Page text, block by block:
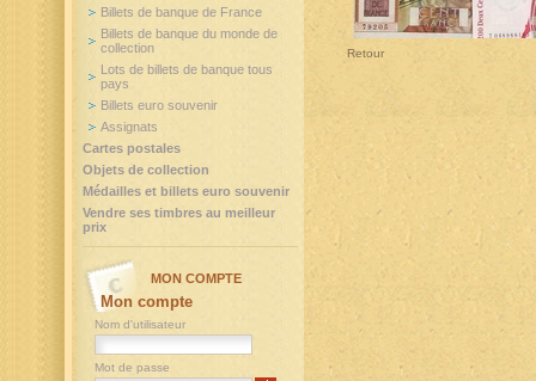
Retour
Billets de banque de France
Billets de banque du monde de
collection
Lots de billets de banque tous
pays
Billets euro souvenir
Assignats
Cartes postales
Objets de collection
Médailles et billets euro souvenir
Vendre ses timbres au meilleur
prix
MON COMPTE
Mon compte
Nom d'utilisateur
Mot de passe